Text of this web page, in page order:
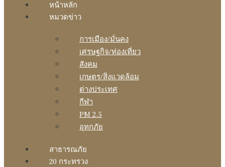
หน้าหลัก
หมวดข่าว
การเมือง/มั่นคง
เศรษฐกิจ/ท่องเที่ยว
สังคม
เกษตร/สิ่งแวดล้อม
ต่างประเทศ
กีฬา
PM 2.5
อุทกภัย
สาธารณภัย
20 กระทรวง